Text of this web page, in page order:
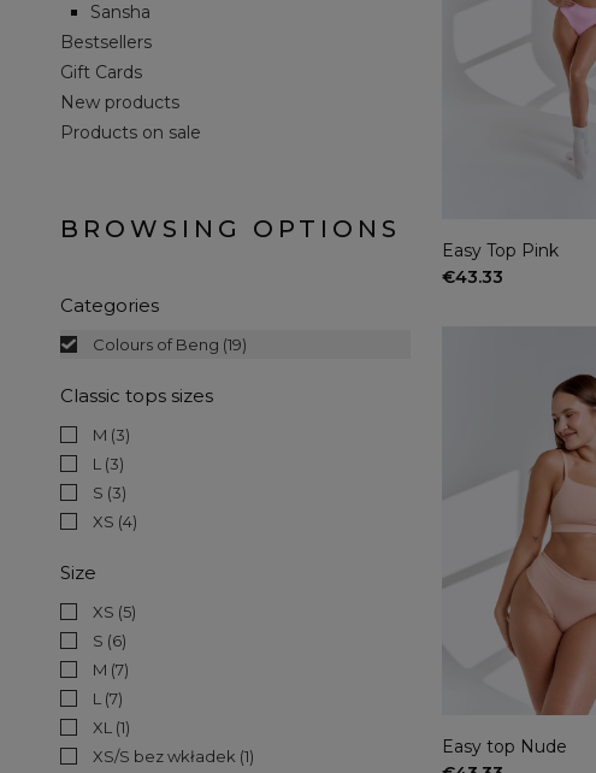
Sansha
Bestsellers
Gift Cards
New products
Products on sale
BROWSING OPTIONS
Categories
Colours of Beng (19)
Classic tops sizes
M (3)
L (3)
S (3)
XS (4)
Size
XS (5)
S (6)
M (7)
L (7)
XL (1)
XS/S bez wkładek (1)
Easy Top Pink
€43.33
Easy top Nude